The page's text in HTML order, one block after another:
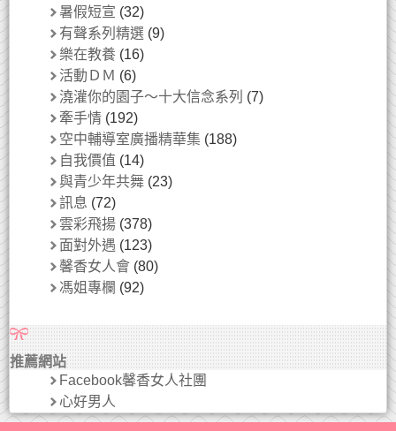
暑假短宣 (32)
有聲系列精選 (9)
樂在教養 (16)
活動ＤＭ (6)
澆灌你的園子～十大信念系列 (7)
牽手情 (192)
空中輔導室廣播精華集 (188)
自我價值 (14)
與青少年共舞 (23)
訊息 (72)
雲彩飛揚 (378)
面對外遇 (123)
馨香女人會 (80)
馮姐專欄 (92)
推薦網站
Facebook馨香女人社團
心好男人